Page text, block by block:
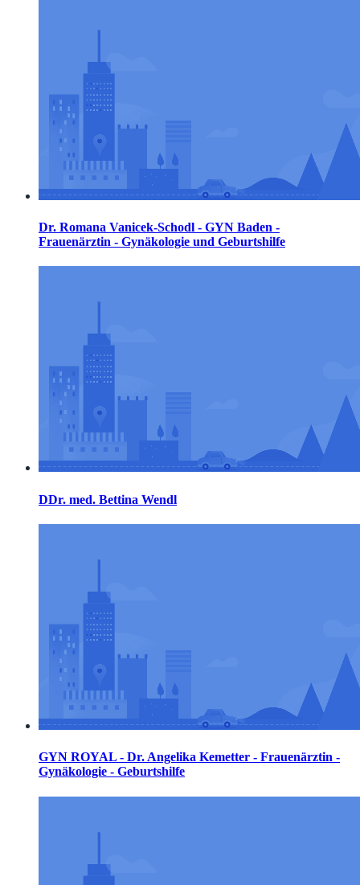
Dr. Romana Vanicek-Schodl - GYN Baden -
Frauenärztin - Gynäkologie und Geburtshilfe
DDr. med. Bettina Wendl
GYN ROYAL - Dr. Angelika Kemetter - Frauenärztin -
Gynäkologie - Geburtshilfe